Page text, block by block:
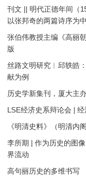
刊文 || 明代正德年间
以张邦奇的两篇诗序为
张伯伟教授主编《高丽
版
丝路文明研究︱邱轶皓
献为例
历史学新集刊，厦大主
LSE经济史系辩论会 |
《明清史料》（明清内
李所期 | 作为历史的图
界流动
高句丽历史的多维书写